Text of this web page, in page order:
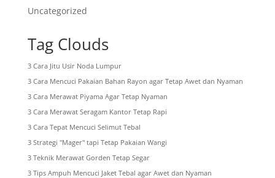
Uncategorized
Tag Clouds
3 Cara Jitu Usir Noda Lumpur
3 Cara Mencuci Pakaian Bahan Rayon agar Tetap Awet dan Nyaman
3 Cara Merawat Piyama Agar Tetap Nyaman
3 Cara Merawat Seragam Kantor Tetap Rapi
3 Cara Tepat Mencuci Selimut Tebal
3 Strategi "Mager" tapi Tetap Pakaian Wangi
3 Teknik Merawat Gorden Tetap Segar
3 Tips Ampuh Mencuci Jaket Tebal agar Awet dan Nyaman